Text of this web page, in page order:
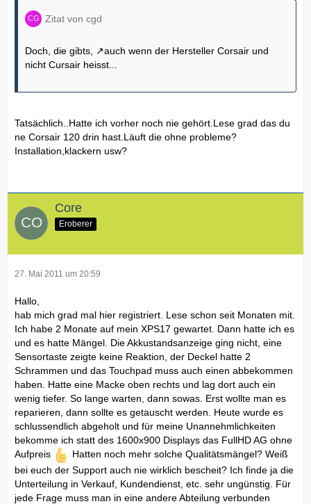
Zitat von cgd
Doch, die gibts,
auch wenn der Hersteller Corsair und
nicht Cursair heisst...
Tatsächlich..Hatte ich vorher noch nie gehört.Lese grad das du
ne Corsair 120 drin hast.Läuft die ohne probleme?
Installation,klackern usw?
Core
Eroberer
27. Mai 2011 um 20:59
Hallo,
hab mich grad mal hier registriert. Lese schon seit Monaten mit.
Ich habe 2 Monate auf mein XPS17 gewartet. Dann hatte ich es
und es hatte Mängel. Die Akkustandsanzeige ging nicht, eine
Sensortaste zeigte keine Reaktion, der Deckel hatte 2
Schrammen und das Touchpad muss auch einen abbekommen
haben. Hatte eine Macke oben rechts und lag dort auch ein
wenig tiefer. So lange warten, dann sowas. Erst wollte man es
reparieren, dann sollte es getauscht werden. Heute wurde es
schlussendlich abgeholt und für meine Unannehmlichkeiten
bekomme ich statt des 1600x900 Displays das FullHD AG ohne
Aufpreis
Hatten noch mehr solche Qualitätsmängel? Weiß
bei euch der Support auch nie wirklich bescheit? Ich finde ja die
Unterteilung in Verkauf, Kundendienst, etc. sehr ungünstig. Für
jede Frage muss man in eine andere Abteilung verbunden